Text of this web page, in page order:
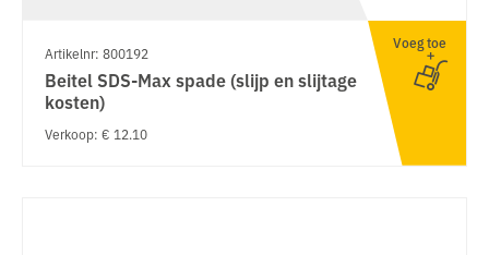
Artikelnr: 800192
Beitel SDS-Max spade (slijp en slijtage
kosten)
Verkoop: € 12.10
Voeg toe